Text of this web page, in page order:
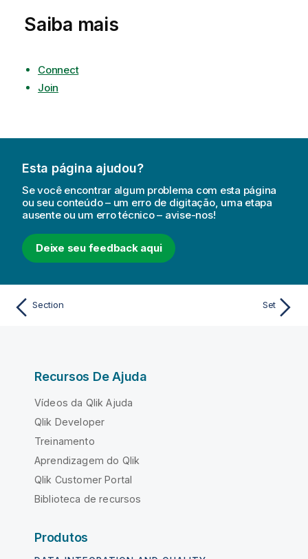
Saiba mais
Connect
Join
Esta página ajudou?
Se você encontrar algum problema com esta página
ou seu conteúdo – um erro de digitação, uma etapa
ausente ou um erro técnico – avise-nos!
Deixe seu feedback aqui
Section Set
Recursos De Ajuda
Vídeos da Qlik Ajuda
Qlik Developer
Treinamento
Aprendizagem do Qlik
Qlik Customer Portal
Biblioteca de recursos
Produtos